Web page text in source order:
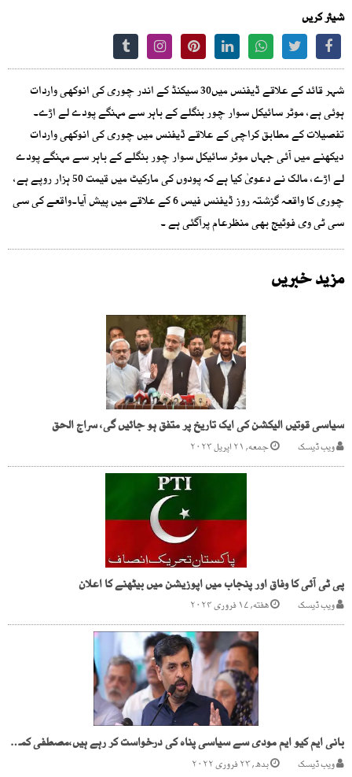
شیئر کریں
شہر قائد کے علاقے ڈیفنس میں30 سیکنڈ کے اندر چوری کی انوکھی واردات
ہوئی ہے، موٹر سائیکل سوار چور بنگلے کے باہر سے مہنگے پودے لے اڑے۔
تفصیلات کے مطابق کراچی کے علاقے ڈیفنس میں چوری کی انوکھی واردات
دیکھنے میں آئی جہاں موٹر سائیکل سوار چور بنگلے کے باہر سے مہنگے پودے
لے اڑے، مالک نے دعویٰ کیا ہے کہ پودوں کی مارکیٹ میں قیمت 50 ہزار روپے ہے،
چوری کا واقعہ گزشتہ روز ڈیفنس فیس 6 کے علاقے میں پیش آیا۔واقعے کی سی
سی ٹی وی فوٹیج بھی منظرعام پرآگئی ہے ۔
مزید خبریں
سیاسی قوتیں الیکشن کی ایک تاریخ پر متفق ہو جائیں گی، سراج الحق
ویب ڈیسک جمعه, ۲۱ اپریل ۲۰۲۳
پی ٹی آئی کا وفاق اور پنجاب میں اپوزیشن میں بیٹھنے کا اعلان
ویب ڈیسک هفته, ۱۷ فروری ۲۰۲۴
بانی ایم کیو ایم مودی سے سیاسی پناہ کی درخواست کر رہے ہیں،مصطفی کمال کاانکشاف
ویب ڈیسک بدھ, ۲۳ فروری ۲۰۲۲